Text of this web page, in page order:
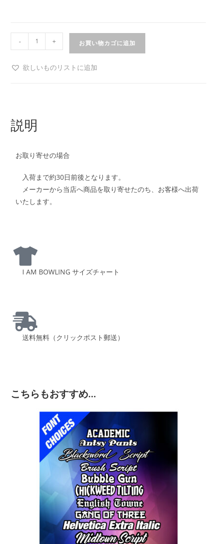
- + お買い物カゴに追加
欲しいものリストに追加
説明
お取り寄せの場合
入荷まで約30日前後となります。
メーカーから当店へ商品を取り寄せたのち、お客様へ出荷
いたします。
I AM BOWLING サイズチャート
送料無料（クリックポスト郵送）
こちらもおすすめ…